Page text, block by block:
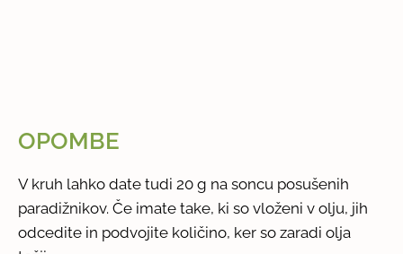
OPOMBE
V kruh lahko date tudi 20 g na soncu posušenih
paradižnikov. Če imate take, ki so vloženi v olju, jih
odcedite in podvojite količino, ker so zaradi olja